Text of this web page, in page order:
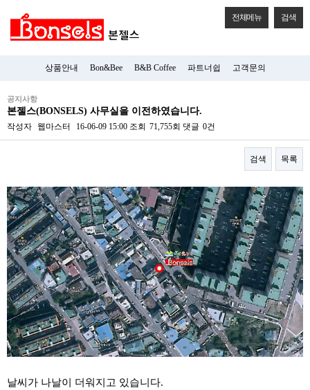
전체메뉴 검색
상품안내 Bon&Bee B&B Coffee 파트너쉽 고객문의
공지사항
본젤스(BONSELS) 사무실을 이전하였습니다.
작성자 웹마스터 16-06-09 15:00 조회 71,755회 댓글 0건
검색 목록
본문
날씨가 나날이 더워지고 있습니다.